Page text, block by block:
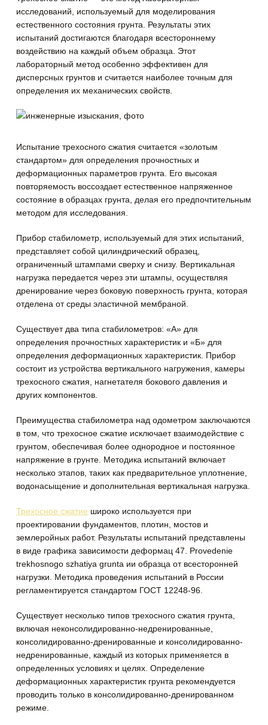
исследований, используемый для моделирования
естественного состояния грунта. Результаты этих
испытаний достигаются благодаря всестороннему
воздействию на каждый объем образца.
Этот
лабораторный метод особенно эффективен для
дисперсных грунтов и считается наиболее точным для
определения их механических свойств.
Испытание трехосного сжатия считается «золотым
стандартом» для определения прочностных и
деформационных параметров грунта. Его высокая
повторяемость воссоздает естественное напряженное
состояние в образцах грунта, делая его предпочтительным
методом для исследования.
Прибор стабилометр, используемый для этих испытаний,
представляет собой цилиндрический образец,
ограниченный штампами сверху и снизу. Вертикальная
нагрузка передается через эти штампы, осуществляя
дренирование через боковую поверхность грунта, которая
отделена от среды эластичной мембраной.
Существует два типа стабилометров: «А» для
определения прочностных характеристик и «Б» для
определения деформационных характеристик. Прибор
состоит из устройства вертикального нагружения, камеры
трехосного сжатия, нагнетателя бокового давления и
других компонентов.
Преимущества стабилометра над одометром заключаются
в том, что трехосное сжатие исключает взаимодействие с
грунтом, обеспечивая более однородное и постоянное
напряжение в грунте. Методика испытаний включает
несколько этапов, таких как предварительное уплотнение,
водонасыщение и дополнительная вертикальная нагрузка.
Трехосное сжатие широко используется при
проектировании фундаментов, плотин, мостов и
землеройных работ. Результаты испытаний представлены
в виде графика зависимости деформац 47. Provedenie
trekhosnogo szhatiya grunta ии образца от всесторонней
нагрузки. Методика проведения испытаний в России
регламентируется стандартом ГОСТ 12248-96.
Существует несколько типов трехосного сжатия грунта,
включая неконсолидированно-недренированные,
консолидированно-дренированные и консолидированно-
недренированные, каждый из которых применяется в
определенных условиях и целях. Определение
деформационных характеристик грунта рекомендуется
проводить только в консолидированно-дренированном
режиме.